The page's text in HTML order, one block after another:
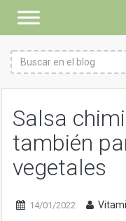
Salsa
también
vegetales
14/01/2022